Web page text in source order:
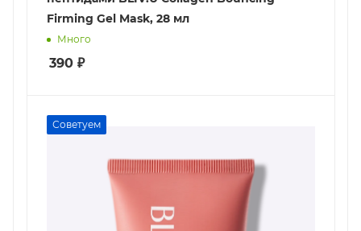
Firming Gel Mask, 28 мл
Много
390 ₽
Советуем